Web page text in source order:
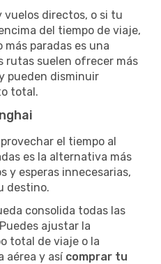
vuelos directos, o si tu
del tiempo de viaje,
paradas es una
rutas suelen ofrecer más
pueden disminuir
total.
el tiempo al
es la alternativa más
y esperas innecesarias,
destino.
consolida todas las
ajustar la
total de viaje o la
aérea y así comprar tu